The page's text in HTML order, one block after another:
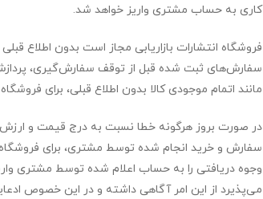
کاری به حساب مشتری واریز خواهد شد.
فروشگاه انتشارات بازاریابی مجاز است بدون اطلاع
سفارش‌‏های ثبت شده قبل از توقف سفارش‌‏گیری،
مانند اتمام موجودی کالا بدون اطلاع قبلی، برای
در صورت بروز هرگونه خطا نسبت به درج قیمت و ارزش
سفارش و خرید انجام شده توسط مشتری، برای فروشگاه
وجوه دریافتی را به حساب اعلام شده توسط مشتری
می‌پذیرد از این امر آگاهی داشته و در این خصوص